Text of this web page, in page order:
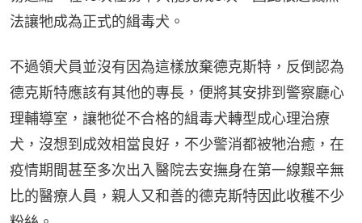
法讓牠成為正式的緝毒犬。
不過領犬員並沒有因為這樣放棄德克斯特，反倒認為
德克斯特應該有其他的專長，便將其安排到警察廳心
理輔導室，讓牠從不合格的緝毒犬轉型成心理治療
犬，沒想到成效相當良好，不少警消都被牠治癒，在
疫情期間甚至多次出入醫院去安撫身在第一線艱辛無
比的醫療人員，親人又和善的德克斯特因此收穫不少